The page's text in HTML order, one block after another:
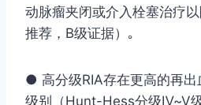
动脉瘤夹闭或介入栓塞治疗
推荐，B级证据）｡
● 高分级RIA存在更高的再出
级别（Hunt-Hess分级Ⅳ~Ⅴ